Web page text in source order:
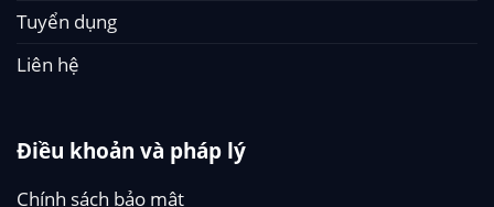
Tuyển dụng
Liên hệ
Điều khoản và pháp lý
Chính sách bảo mật